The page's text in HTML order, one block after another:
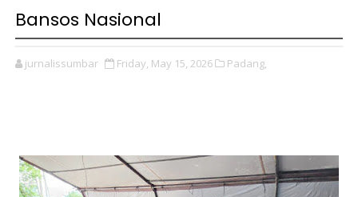
Bansos Nasional
jurnalissumbar Friday, May 15, 2026 Padang,